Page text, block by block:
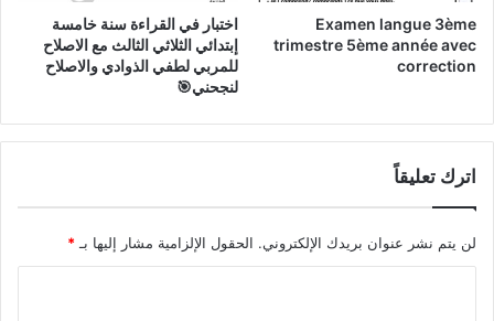
Examen langue 3ème
trimestre 5ème année avec
correction
اختبار في القراءة سنة خامسة
إبتدائي الثلاثي الثالث مع الاصلاح
للمربي لطفي الذوادي والاصلاح
لنجحني🎯
اترك تعليقاً
لن يتم نشر عنوان بريدك الإلكتروني. الحقول الإلزامية مشار إليها بـ *